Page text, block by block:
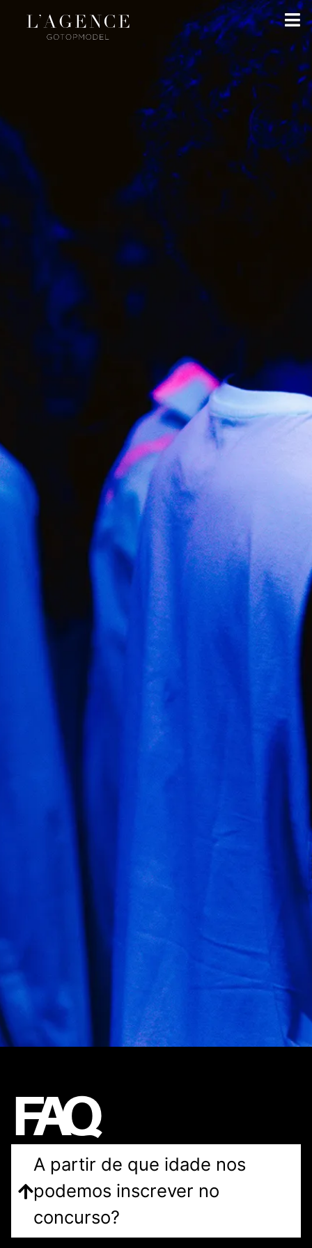
FAQ
A partir de que idade nos
podemos inscrever no
concurso?